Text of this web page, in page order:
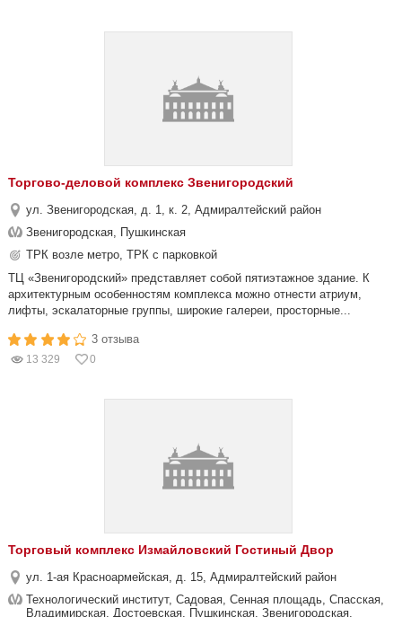
Торгово-деловой комплекс Звенигородский
ул. Звенигородская, д. 1, к. 2, Адмиралтейский район
Звенигородская, Пушкинская
ТРК возле метро, ТРК с парковкой
ТЦ «Звенигородский» представляет собой пятиэтажное здание. К
архитектурным особенностям комплекса можно отнести атриум,
лифты, эскалаторные группы, широкие галереи, просторные...
3 отзыва
13 329 0
Торговый комплекс Измайловский Гостиный Двор
ул. 1-ая Красноармейская, д. 15, Адмиралтейский район
Технологический институт, Садовая, Сенная площадь, Спасская,
Владимирская, Достоевская, Пушкинская, Звенигородская,